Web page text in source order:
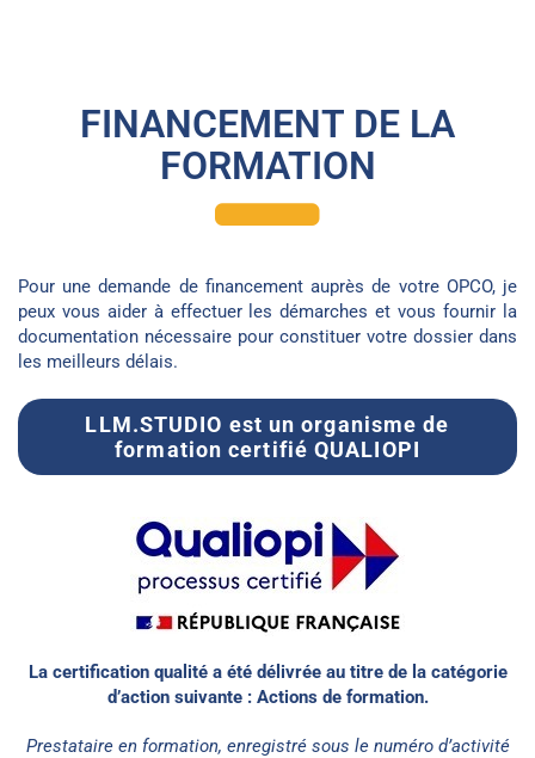
FINANCEMENT DE LA
FORMATION
Pour une demande de financement auprès de votre OPCO, je
peux vous aider à effectuer les démarches et vous fournir la
documentation nécessaire pour constituer votre dossier dans
les meilleurs délais.
LLM.STUDIO est un organisme de
formation certifié QUALIOPI
La certification qualité a été délivrée au titre de la catégorie
d’action suivante : Actions de formation.
Prestataire en formation, enregistré sous le numéro d’activité